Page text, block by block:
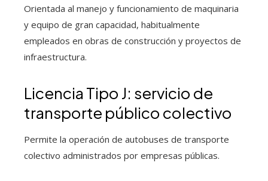
Orientada al manejo y funcionamiento de maquinaria
y equipo de gran capacidad, habitualmente
empleados en obras de construcción y proyectos de
infraestructura.
Licencia Tipo J: servicio de
transporte público colectivo
Permite la operación de autobuses de transporte
colectivo administrados por empresas públicas.